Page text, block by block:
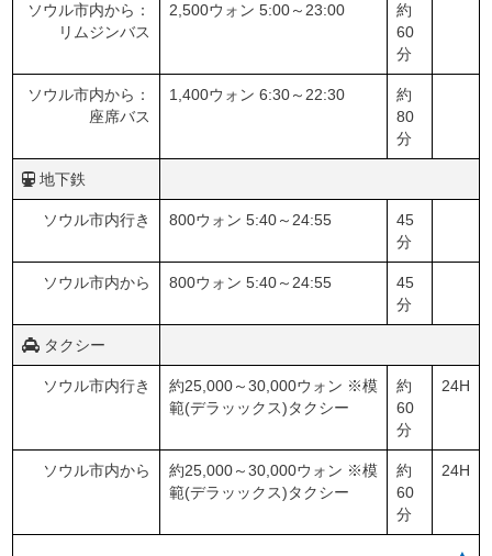
ソウル市内から：
リムジンバス
2,500ウォン 5:00～23:00
約
60
分
ソウル市内から：
座席バス
1,400ウォン 6:30～22:30
約
80
分
地下鉄
ソウル市内行き 800ウォン 5:40～24:55
45
分
ソウル市内から 800ウォン 5:40～24:55
45
分
タクシー
ソウル市内行き
約25,000～30,000ウォン ※模
範(デラッックス)タクシー
約
60
分
24H
ソウル市内から
約25,000～30,000ウォン ※模
範(デラッックス)タクシー
約
60
分
24H